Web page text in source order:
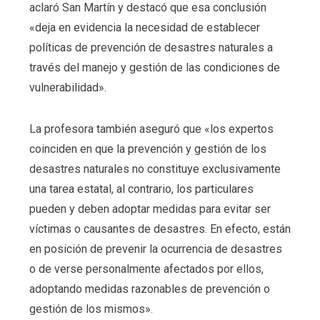
aclaró San Martín y destacó que esa conclusión
«deja en evidencia la necesidad de establecer
políticas de prevención de desastres naturales a
través del manejo y gestión de las condiciones de
vulnerabilidad».
La profesora también aseguró que «los expertos
coinciden en que la prevención y gestión de los
desastres naturales no constituye exclusivamente
una tarea estatal, al contrario, los particulares
pueden y deben adoptar medidas para evitar ser
víctimas o causantes de desastres. En efecto, están
en posición de prevenir la ocurrencia de desastres
o de verse personalmente afectados por ellos,
adoptando medidas razonables de prevención o
gestión de los mismos».